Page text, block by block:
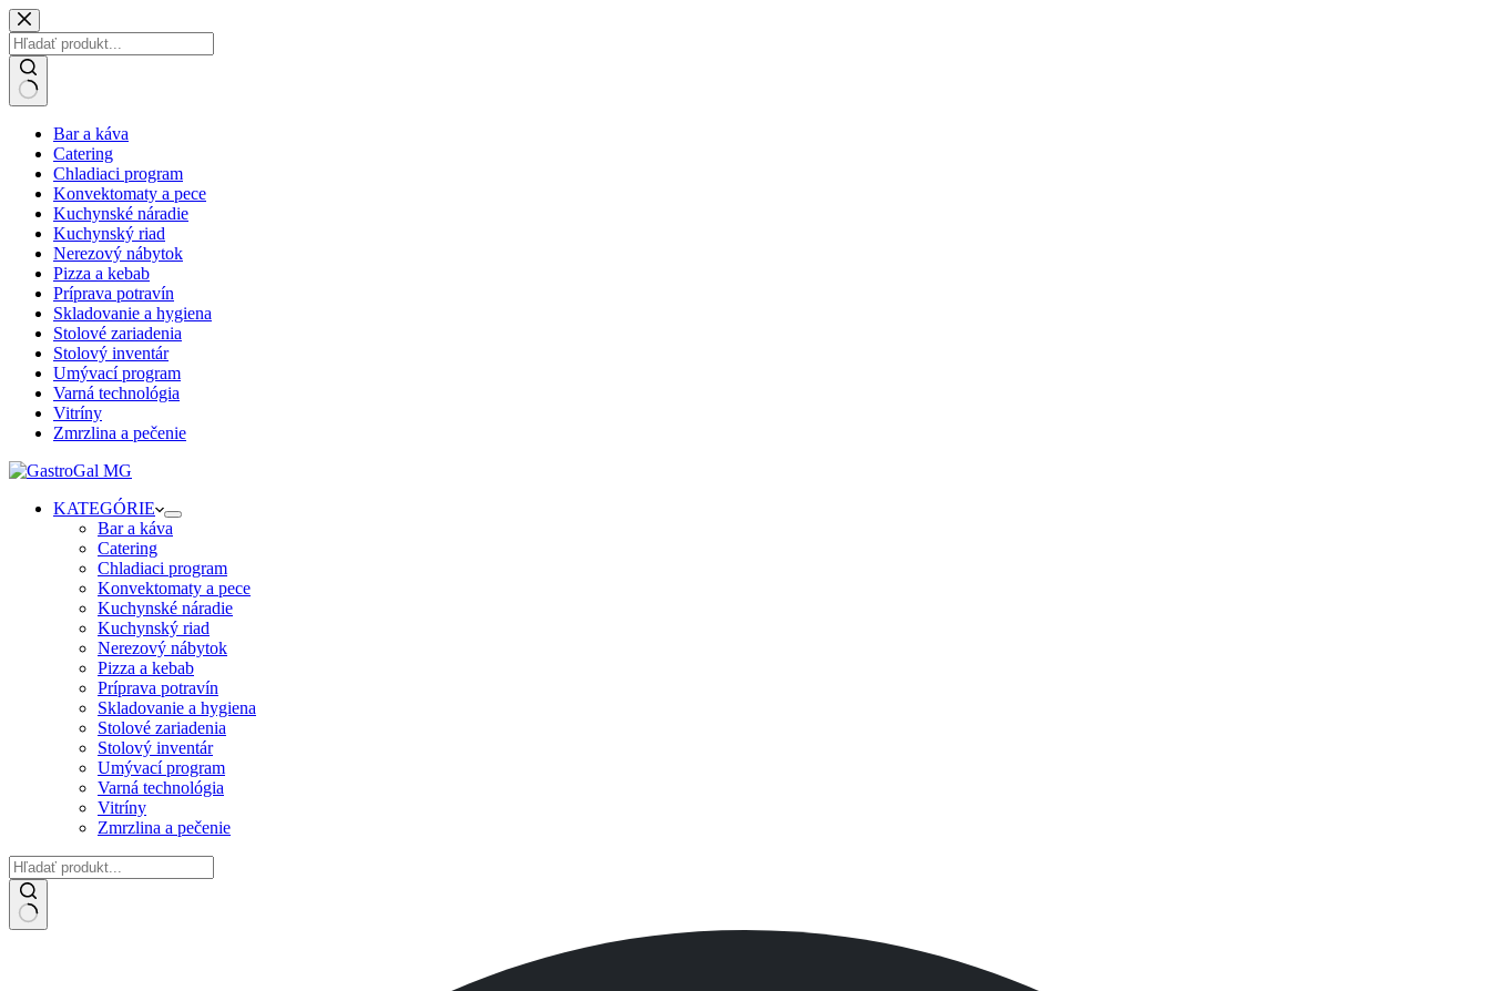
Skip
to
content
results Bar a káva
Catering
Chladiaci program
Konvektomaty a pece
Kuchynské náradie
Kuchynský riad
Nerezový nábytok
Pizza a kebab
Príprava potravín
Skladovanie a hygiena
Stolové zariadenia
Stolový inventár
Umývací program
Varná technológia
Vitríny
Zmrzlina a pečenie
KATEGÓRIE
Bar a káva
Catering
Chladiaci program
Konvektomaty a pece
Kuchynské náradie
Kuchynský riad
Nerezový nábytok
Pizza a kebab
Príprava potravín
Skladovanie a hygiena
Stolové zariadenia
Stolový inventár
Umývací program
Varná technológia
Vitríny
Zmrzlina a pečenie